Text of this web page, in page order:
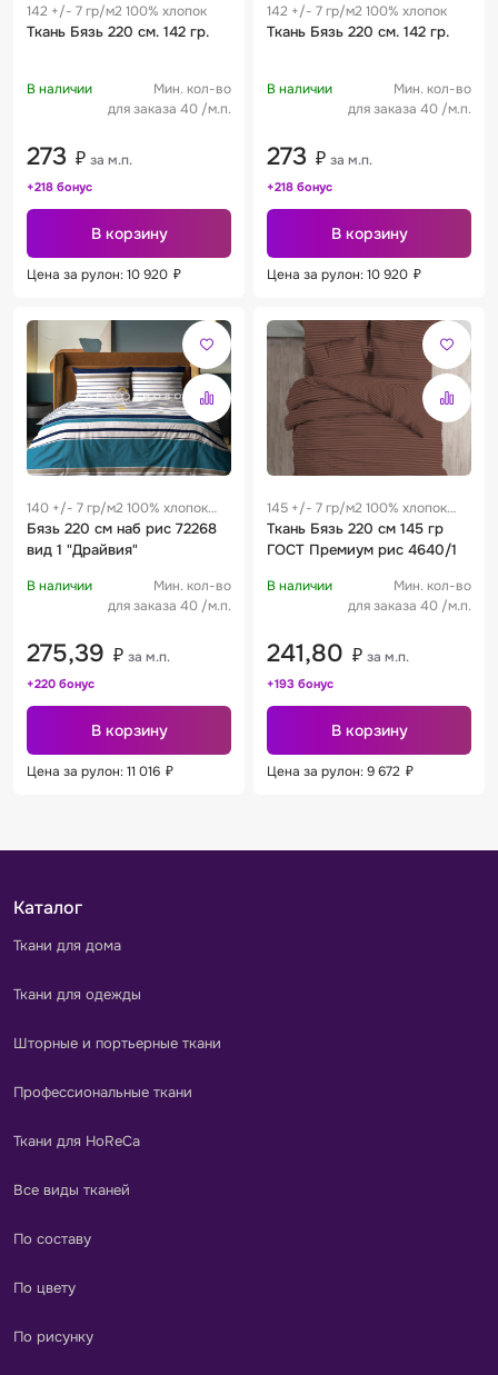
142 +/- 7 гр/м2 100% хлопок
Ткань Бязь 220 см. 142 гр.
В наличии
Мин. кол-во
для заказа 40 /м.п.
273 ₽ за м.п.
+218 бонус
В корзину
Цена за рулон: 10 920 ₽
142 +/- 7 гр/м2 100% хлопок
Ткань Бязь 220 см. 142 гр.
В наличии
Мин. кол-во
для заказа 40 /м.п.
273 ₽ за м.п.
+218 бонус
В корзину
Цена за рулон: 10 920 ₽
140 +/- 7 гр/м2 100% хлопок
0.25 м
Бязь 220 см наб рис 72268
вид 1 "Драйвия"
В наличии
Мин. кол-во
для заказа 40 /м.п.
275,39 ₽ за м.п.
+220 бонус
В корзину
Цена за рулон: 11 016 ₽
145 +/- 7 гр/м2 100% хлопок
0.32 м
Ткань Бязь 220 см 145 гр
ГОСТ Премиум рис 4640/1
В наличии
Мин. кол-во
для заказа 40 /м.п.
241,80 ₽ за м.п.
+193 бонус
В корзину
Цена за рулон: 9 672 ₽
Каталог
Ткани для дома
Ткани для одежды
Шторные и портьерные ткани
Профессиональные ткани
Ткани для HoReCa
Все виды тканей
По составу
По цвету
По рисунку